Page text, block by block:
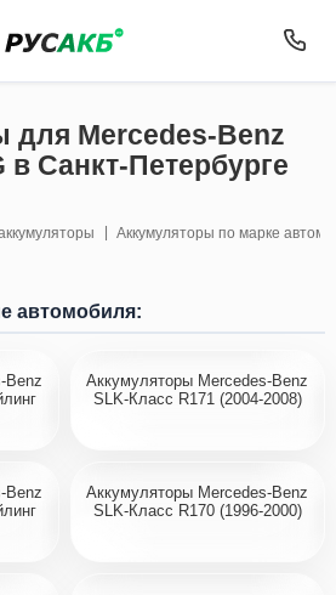
для Mercedes-Benz
в Санкт-Петербурге
Аккумуляторы по марке
автомобиля:
Benz
Аккумуляторы Mercedes-Benz
SLK-Класс R171 (2004-2008)
Benz
Аккумуляторы Mercedes-Benz
SLK-Класс R170 (1996-2000)